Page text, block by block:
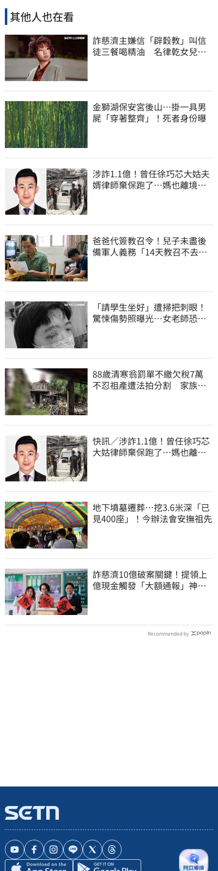
其他人也在看
詐慈濟主嫌信「辟穀教」叫信
徒三餐喝精油 名律乾女兒卻
金獅湖保安宮後山…掛一具男
屍「穿著整齊」！死者身份曝
涉詐1.1億！曾任徐巧芯大姑夫
婿律師棄保跑了…媽也離境
爸爸代簽教召令！兒子未盡後
備軍人義務「14天教召不去」
「請學生坐好」遭掃把刺眼！
驚悚傷勢照曝光…女老師恐失
88歲清寒翁罰單不繳欠稅7萬
不忍祖產遭法拍分割 家族按
快訊／涉詐1.1億！曾任徐巧芯
大姑律師棄保跑了…媽也離
地下墳墓遷葬…挖3.6米深「已
見400座」！今辦法會安撫祖先
詐慈濟10億破案關鍵！提領上
億現金觸發「大額通報」神鬼
Recommended by